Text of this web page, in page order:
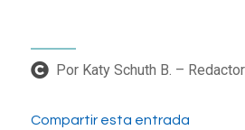
Por Katy Schuth B. –
Compartir esta entrada